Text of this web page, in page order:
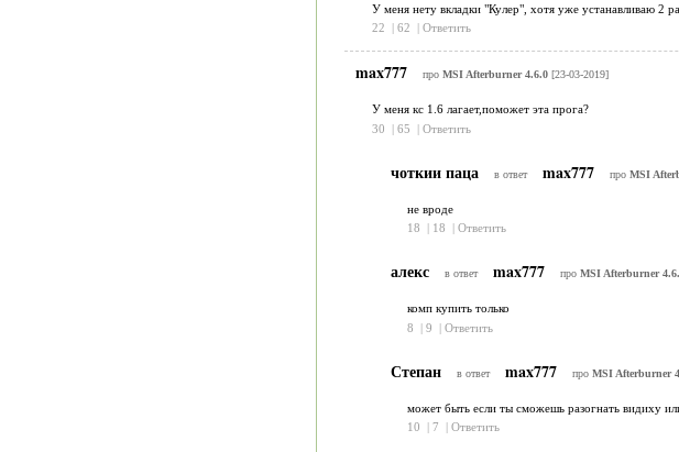
У меня нету вкладки "Кулер", хотя уже устанавливаю 2
22
| 62 | Ответить
max777 про MSI Afterburner 4.6.0[23-03-2019]
У меня кс 1.6 лагает,поможет эта прога?
30
| 65 | Ответить
чоткии паца в ответ max777 про MSI
не вроде
18
| 18 | Ответить
алекс в ответ max777 про MSI Afterburner
комп купить только
8
| 9 | Ответить
Степан в ответ max777 про MSI Afterburner
может быть если ты сможешь разогнать видиху
10
| 7 | Ответить